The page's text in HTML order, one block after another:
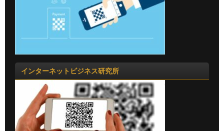
インターネットビジネス研究所